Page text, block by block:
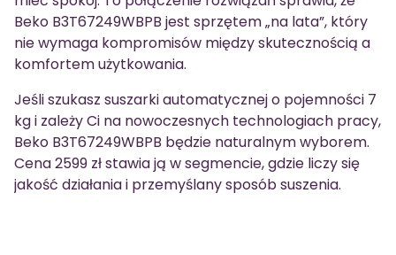
Beko B3T67249WBPB jest sprzętem „na lata”, który
nie wymaga kompromisów między skutecznością a
komfortem użytkowania.
Jeśli szukasz suszarki automatycznej o pojemności 7
kg i zależy Ci na nowoczesnych technologiach pracy,
Beko B3T67249WBPB będzie naturalnym wyborem.
Cena 2599 zł stawia ją w segmencie, gdzie liczy się
jakość działania i przemyślany sposób suszenia.